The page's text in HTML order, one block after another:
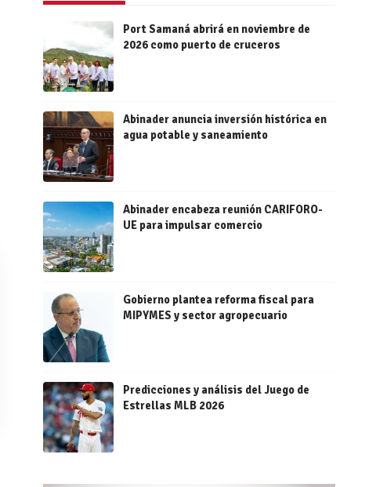
Port Samaná abrirá en noviembre de
2026 como puerto de cruceros
Abinader anuncia inversión histórica en
agua potable y saneamiento
Abinader encabeza reunión CARIFORO-
UE para impulsar comercio
Gobierno plantea reforma fiscal para
MIPYMES y sector agropecuario
Predicciones y análisis del Juego de
Estrellas MLB 2026